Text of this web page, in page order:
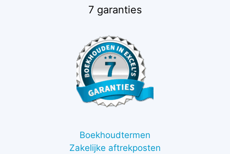
7 garanties
Boekhoudtermen
Zakelijke aftrekposten